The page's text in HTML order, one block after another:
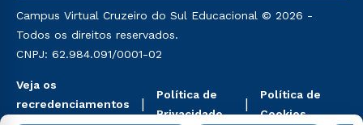
mencionadas são referentes aos cursos: Ensino
Religioso, Geografia para a Docência e Metodologia
do Ensino de História: Questões Atuais.
Campus Virtual Cruzeiro do Sul Educacional © 2026 -
Todos os direitos reservados.
CNPJ: 62.984.091/0001-02
Veja os
recredenciamentos
Política de
Privacidade
Política de
Cookies